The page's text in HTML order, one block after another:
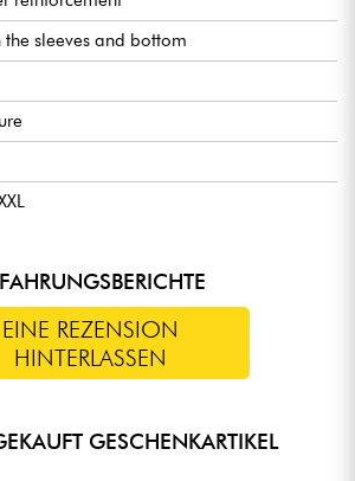
the sleeves and bottom
EINE REZENSION
HINTERLASSEN
GESCHENKARTIKEL